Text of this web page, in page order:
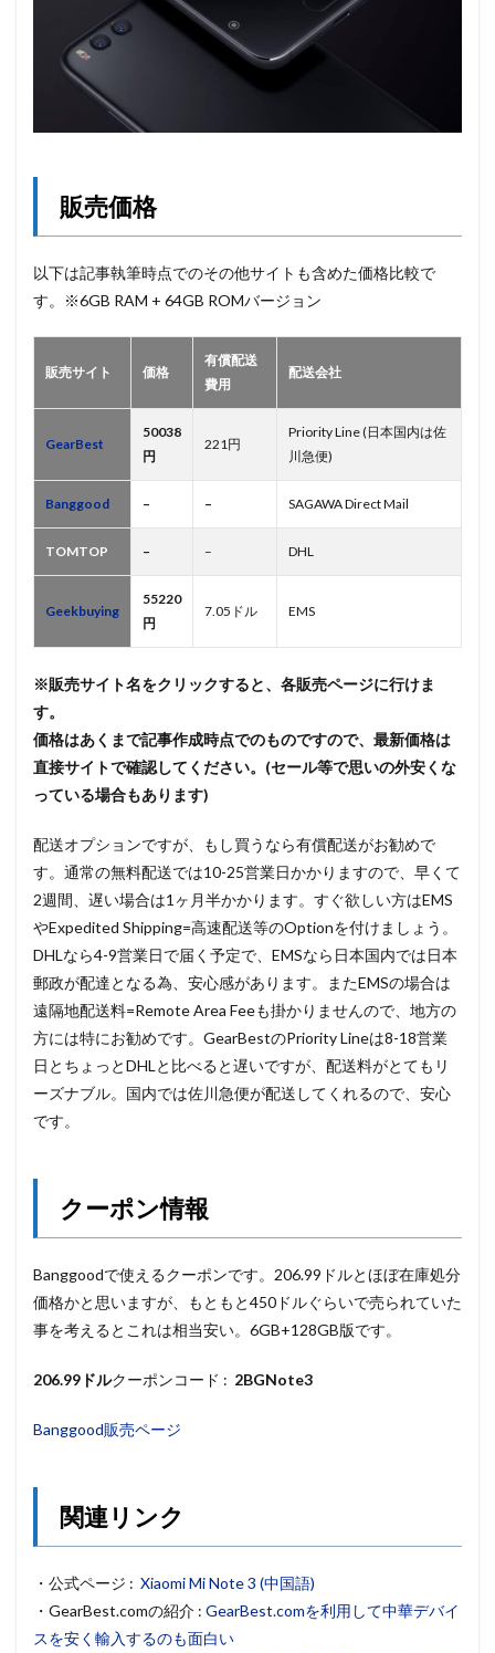
販売価格
以下は記事執筆時点でのその他サイトも含めた価格比較で
す。※6GB RAM + 64GB ROMバージョン
販売サイト 価格
有償配送
費用
配送会社
GearBest
50038
円
221円
Priority Line (日本国内は佐
川急便)
Banggood – – SAGAWA Direct Mail
TOMTOP – – DHL
Geekbuying
55220
円
7.05ドル EMS
※販売サイト名をクリックすると、各販売ページに行けま
す。
価格はあくまで記事作成時点でのものですので、最新価格は
直接サイトで確認してください。(セール等で思いの外安くな
っている場合もあります)
配送オプションですが、もし買うなら有償配送がお勧めで
す。通常の無料配送では10-25営業日かかりますので、早くて
2週間、遅い場合は1ヶ月半かかります。すぐ欲しい方はEMS
やExpedited Shipping=高速配送等のOptionを付けましょう。
DHLなら4-9営業日で届く予定で、EMSなら日本国内では日本
郵政が配達となる為、安心感があります。またEMSの場合は
遠隔地配送料=Remote Area Feeも掛かりませんので、地方の
方には特にお勧めです。GearBestのPriority Lineは8-18営業
日とちょっとDHLと比べると遅いですが、配送料がとてもリ
ーズナブル。国内では佐川急便が配送してくれるので、安心
です。
クーポン情報
Banggoodで使えるクーポンです。206.99ドルとほぼ在庫処分
価格かと思いますが、もともと450ドルぐらいで売られていた
事を考えるとこれは相当安い。6GB+128GB版です。
206.99ドルクーポンコード : 2BGNote3
Banggood販売ページ
関連リンク
・公式ページ : Xiaomi Mi Note 3 (中国語)
・GearBest.comの紹介 : GearBest.comを利用して中華デバイ
スを安く輸入するのも面白い